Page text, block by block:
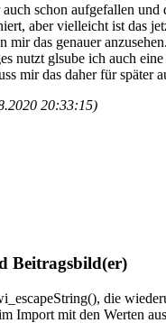
schon aufgefallen und
aber vielleicht ist das
das genauer anzusehen.
nutzt glsube ich auch
mir das daher für später
20:33:15)
Beitragsbild(er)
die
Import mit den Werten